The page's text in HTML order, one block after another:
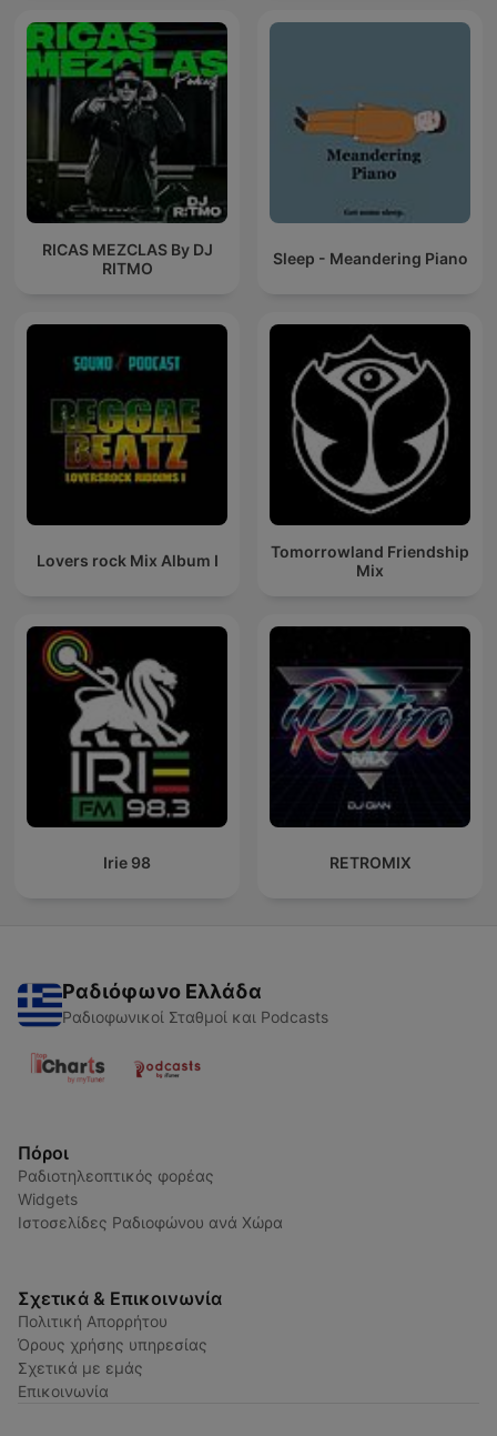
RICAS MEZCLAS By DJ
RITMO
Sleep - Meandering Piano
Lovers rock Mix Album I
Tomorrowland Friendship
Mix
Irie 98 RETROMIX
Ραδιόφωνο Ελλάδα
Ραδιοφωνικοί Σταθμοί και Podcasts
Πόροι
Ραδιοτηλεοπτικός φορέας
Widgets
Ιστοσελίδες Ραδιοφώνου ανά Χώρα
Σχετικά & Επικοινωνία
Πολιτική Απορρήτου
Όρους χρήσης υπηρεσίας
Σχετικά με εμάς
Επικοινωνία